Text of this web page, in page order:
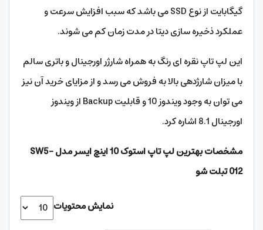
گیگابایت از نوع SSD می باشد که سبب افزایش سرعت و
عملکرد ذخیره سازی دیتا در مدت زمان کم می شوند.
این لپ تاپ نقره ای رنگ به همراه شارژر اورجینال و باتری سالم
با میزان شارژدهی بالا به فروش می رسد و از مزایای خرید آن نیز
می توان به وجود ویندوز 10 و قابلیت Backup از ویندوز
اورجینال 8.1 اشاره کرد.
مشخصات بهترین لپ تاپ استوک 10 اینچ ایسر مدل SW5-
012 تبلت شو
نمایش محتویات